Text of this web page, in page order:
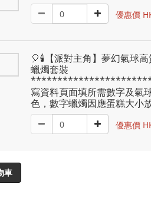
優惠價
🎈🕯️【派對主角】夢幻氣球
蠟燭套裝
***********************
寫資料頁面填所需數字及氣
色，數字蠟燭因應蛋糕大小
優惠價
車